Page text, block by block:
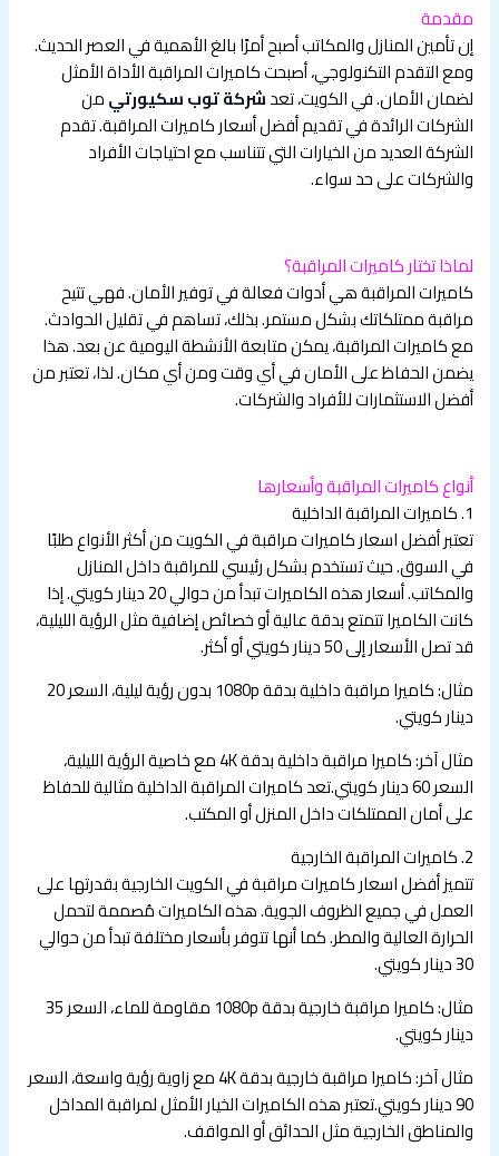
مقدمة
إن تأمين المنازل والمكاتب أصبح أمرًا بالغ الأهمية في العصر الحديث.
ومع التقدم التكنولوجي، أصبحت كاميرات المراقبة الأداة الأمثل
لضمان الأمان. في الكويت، تعدشركة توب سكيورتيمن
الشركات الرائدة في تقديم أفضل أسعار كاميرات المراقبة. تقدم
الشركة العديد من الخيارات التي تتناسب مع احتياجات الأفراد
والشركات على حد سواء.
لماذا تختار كاميرات المراقبة؟
كاميرات المراقبة هي أدوات فعالة في توفير الأمان. فهي تتيح
مراقبة ممتلكاتك بشكل مستمر. بذلك، تساهم في تقليل الحوادث.
مع كاميرات المراقبة، يمكن متابعة الأنشطة اليومية عن بعد. هذا
يضمن الحفاظ على الأمان في أي وقت ومن أي مكان. لذا، تعتبر من
أفضل الاستثمارات للأفراد والشركات.
أنواع كاميرات المراقبة وأسعارها
1. كاميرات المراقبة الداخلية
تعتبر أفضل اسعار كاميرات مراقبة في الكويت من أكثر الأنواع طلبًا
في السوق. حيث تستخدم بشكل رئيسي للمراقبة داخل المنازل
والمكاتب. أسعار هذه الكاميرات تبدأ من حوالي 20 دينار كويتي. إذا
كانت الكاميرا تتمتع بدقة عالية أو خصائص إضافية مثل الرؤية الليلية،
قد تصل الأسعار إلى 50 دينار كويتي أو أكثر.
مثال: كاميرا مراقبة داخلية بدقة 1080p بدون رؤية ليلية، السعر 20
دينار كويتي.
مثال آخر: كاميرا مراقبة داخلية بدقة 4K مع خاصية الرؤية الليلية،
السعر 60 دينار كويتي.
تعد كاميرات المراقبة الداخلية مثالية للحفاظ
على أمان الممتلكات داخل المنزل أو المكتب.
2. كاميرات المراقبة الخارجية
تتميز أفضل اسعار كاميرات مراقبة في الكويت الخارجية بقدرتها على
العمل في جميع الظروف الجوية. هذه الكاميرات مُصممة لتحمل
الحرارة العالية والمطر. كما أنها تتوفر بأسعار مختلفة تبدأ من حوالي
30 دينار كويتي.
مثال: كاميرا مراقبة خارجية بدقة 1080p مقاومة للماء، السعر 35
دينار كويتي.
مثال آخر: كاميرا مراقبة خارجية بدقة 4K مع زاوية رؤية واسعة، السعر
90 دينار كويتي.
تعتبر هذه الكاميرات الخيار الأمثل لمراقبة المداخل
والمناطق الخارجية مثل الحدائق أو المواقف.